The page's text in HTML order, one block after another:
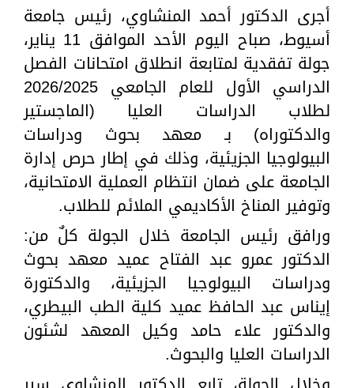
أجرى الدكتور أحمد المنشاوي، رئيس جامعة
أسيوط، صباح اليوم الأحد الموافق 11 يناير،
جولة تفقدية لمتابعة انطلاق امتحانات الفصل
الدراسي الأول للعام الجامعي 2026/2025
لطلاب الدراسات العليا (الماجستير
والدكتوراه) بـ معهد بحوث ودراسات
البيولوجيا الجزيئية، وذلك في إطار حرص إدارة
الجامعة على ضمان انتظام العملية الامتحانية،
وتوفير المناخ الأكاديمي الملائم للطلاب.
ورافق رئيس الجامعة خلال الجولة كلٌ من:
الدكتور عمرو عبد الفتاح عميد معهد بحوث
ودراسات البيولوجيا الجزيئية، والدكتورة
إيناس عبد الحافظ عميد كلية الطب البيطري،
والدكتور علاء حامد وكيل المعهد لشئون
الدراسات العليا والبحوث.